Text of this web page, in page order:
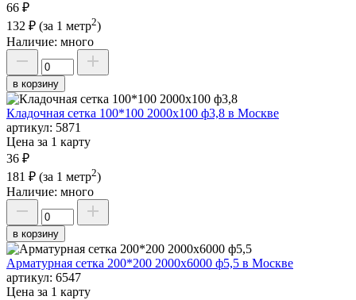
66 ₽
132 ₽ (за 1 метр2)
Наличие: много
в корзину
Кладочная сетка 100*100 2000х100 ф3,8 в Москве
артикул: 5871
Цена за 1 карту
36 ₽
181 ₽ (за 1 метр2)
Наличие: много
в корзину
Арматурная сетка 200*200 2000х6000 ф5,5 в Москве
артикул: 6547
Цена за 1 карту